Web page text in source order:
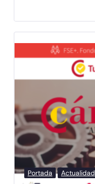
Portada Actualidad